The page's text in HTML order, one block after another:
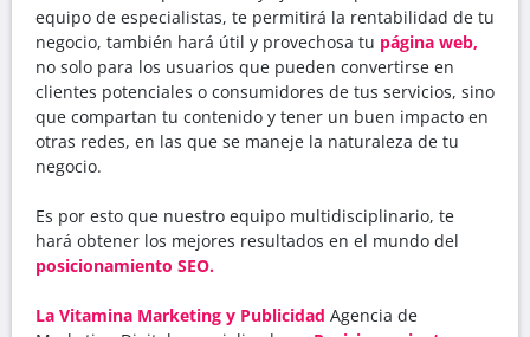
equipo de especialistas, te permitirá la rentabilidad de tu
negocio, también hará útil y provechosa tu página web,
no solo para los usuarios que pueden convertirse en
clientes potenciales o consumidores de tus servicios, sino
que compartan tu contenido y tener un buen impacto en
otras redes, en las que se maneje la naturaleza de tu
negocio.
Es por esto que nuestro equipo multidisciplinario, te
hará obtener los mejores resultados en el mundo del
posicionamiento SEO.
La Vitamina Marketing y Publicidad Agencia de